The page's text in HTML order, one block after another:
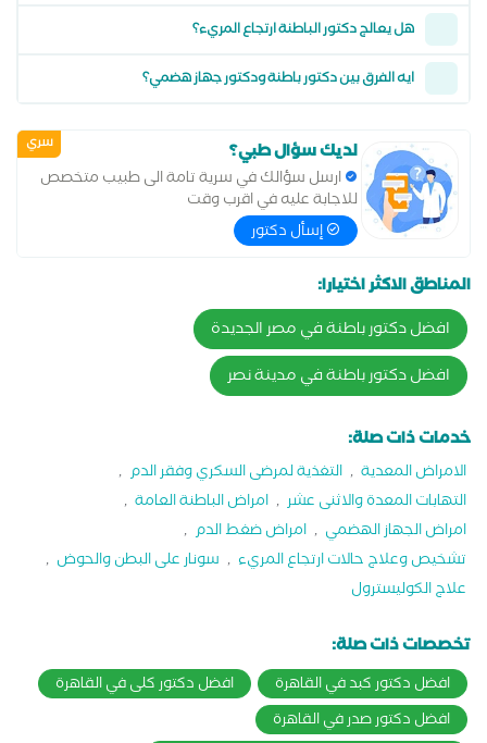
هل يعالج دكتور الباطنة ارتجاع المريء؟
ايه الفرق بين دكتور باطنة ودكتور جهاز هضمي؟
سري لديك سؤال طبي؟
ارسل سؤالك في سرية تامة الى طبيب متخصص
للاجابة عليه في اقرب وقت
إسأل دكتور
المناطق الاكثر اختيارا:
افضل دكتور باطنة في مصر الجديدة
افضل دكتور باطنة في مدينة نصر
خدمات ذات صلة:
الامراض المعدية , التغذية لمرضى السكري وفقر الدم ,
التهابات المعدة والاثنى عشر , امراض الباطنة العامة ,
امراض الجهاز الهضمي , امراض ضغط الدم ,
تشخيص وعلاج حالات ارتجاع المريء , سونار على البطن والحوض ,
علاج الكوليسترول
تخصصات ذات صلة:
افضل دكتور كبد في القاهرة
افضل دكتور كلى في القاهرة
افضل دكتور صدر في القاهرة